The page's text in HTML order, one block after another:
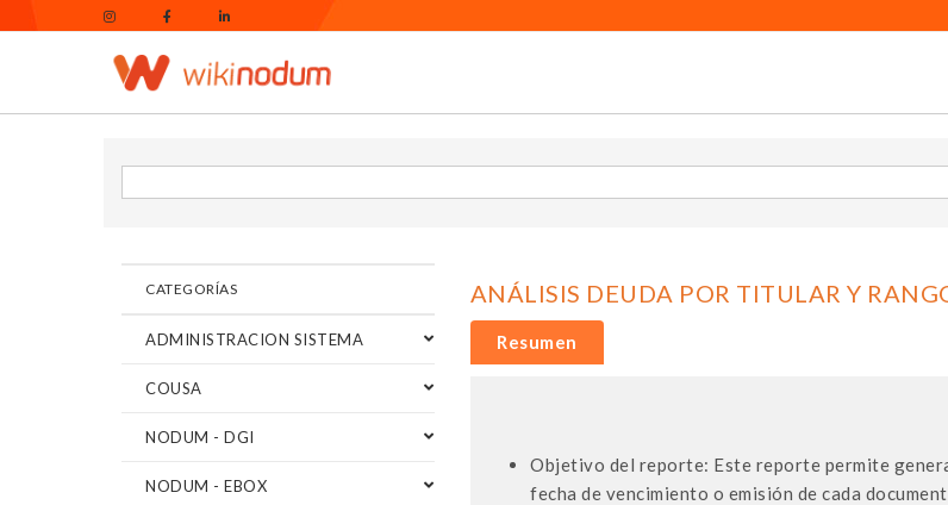
CATEGORÍAS
ADMINISTRACION SISTEMA
COUSA
NODUM - DGI
NODUM - EBOX
ANÁLISIS DEUDA POR TITULAR Y
Resumen
Objetivo del reporte: Este reporte permite
fecha de vencimiento o emisión de cada